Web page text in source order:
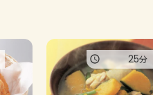
25分